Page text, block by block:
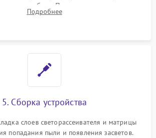
сбоях. При поломке подсветки —
и замена выгоревших светодиодов.
Подробнее
5. Сборка устройства
слоев светорассеивателя и матрицы
попадания пыли и появления засветов.